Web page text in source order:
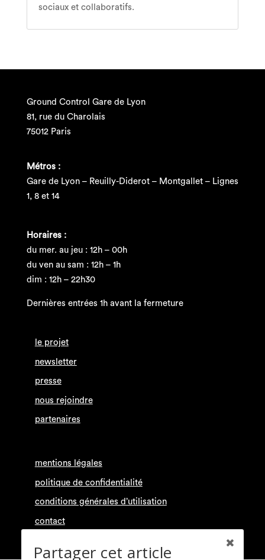
sociaux et collaboratifs.
Ground Control Gare de Lyon
81, rue du Charolais
75012 Paris
Métros :
Gare de Lyon – Reuilly-Diderot – Montgallet – Lignes
1, 8 et 14
Horaires :
du mer. au jeu : 12h – 00h
du ven au sam : 12h – 1h
dim : 12h – 22h30
Dernières entrées 1h avant la fermeture
le projet
newsletter
presse
nous rejoindre
partenaires
mentions légales
politique de confidentialité
conditions générales d’utilisation
contact
Partager cet article